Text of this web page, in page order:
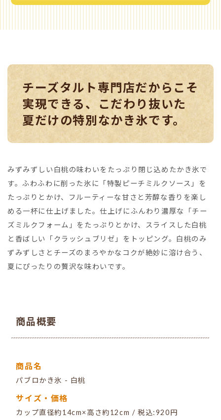
チーズタルト専門店だからこそ
実現できる、こだわり抜いた
夏だけの特別なかき氷です。
みずみずしい白桃の味わいをたっぷり閉じ込めたかき氷で
す。ふわふわに削った氷に「特製ピーチミルクソース」を
たっぷりとかけ、フルーティーな甘さと芳醇な香りを楽し
める一杯に仕上げました。仕上げにふんわり濃厚な「チー
ズミルクフォーム」をたっぷりとかけ、スライスした白桃
と香ばしい「クラッシュブリゼ」をトッピング。白桃のみ
ずみずしさとチーズのまろやかなコクが絶妙に溶け合う、
夏にぴったりの贅沢な味わいです。
商品概要
商品名
パブロかき氷 - 白桃
サイズ・価格
カップ直径約14cm×高さ約12cm / 税込:920円